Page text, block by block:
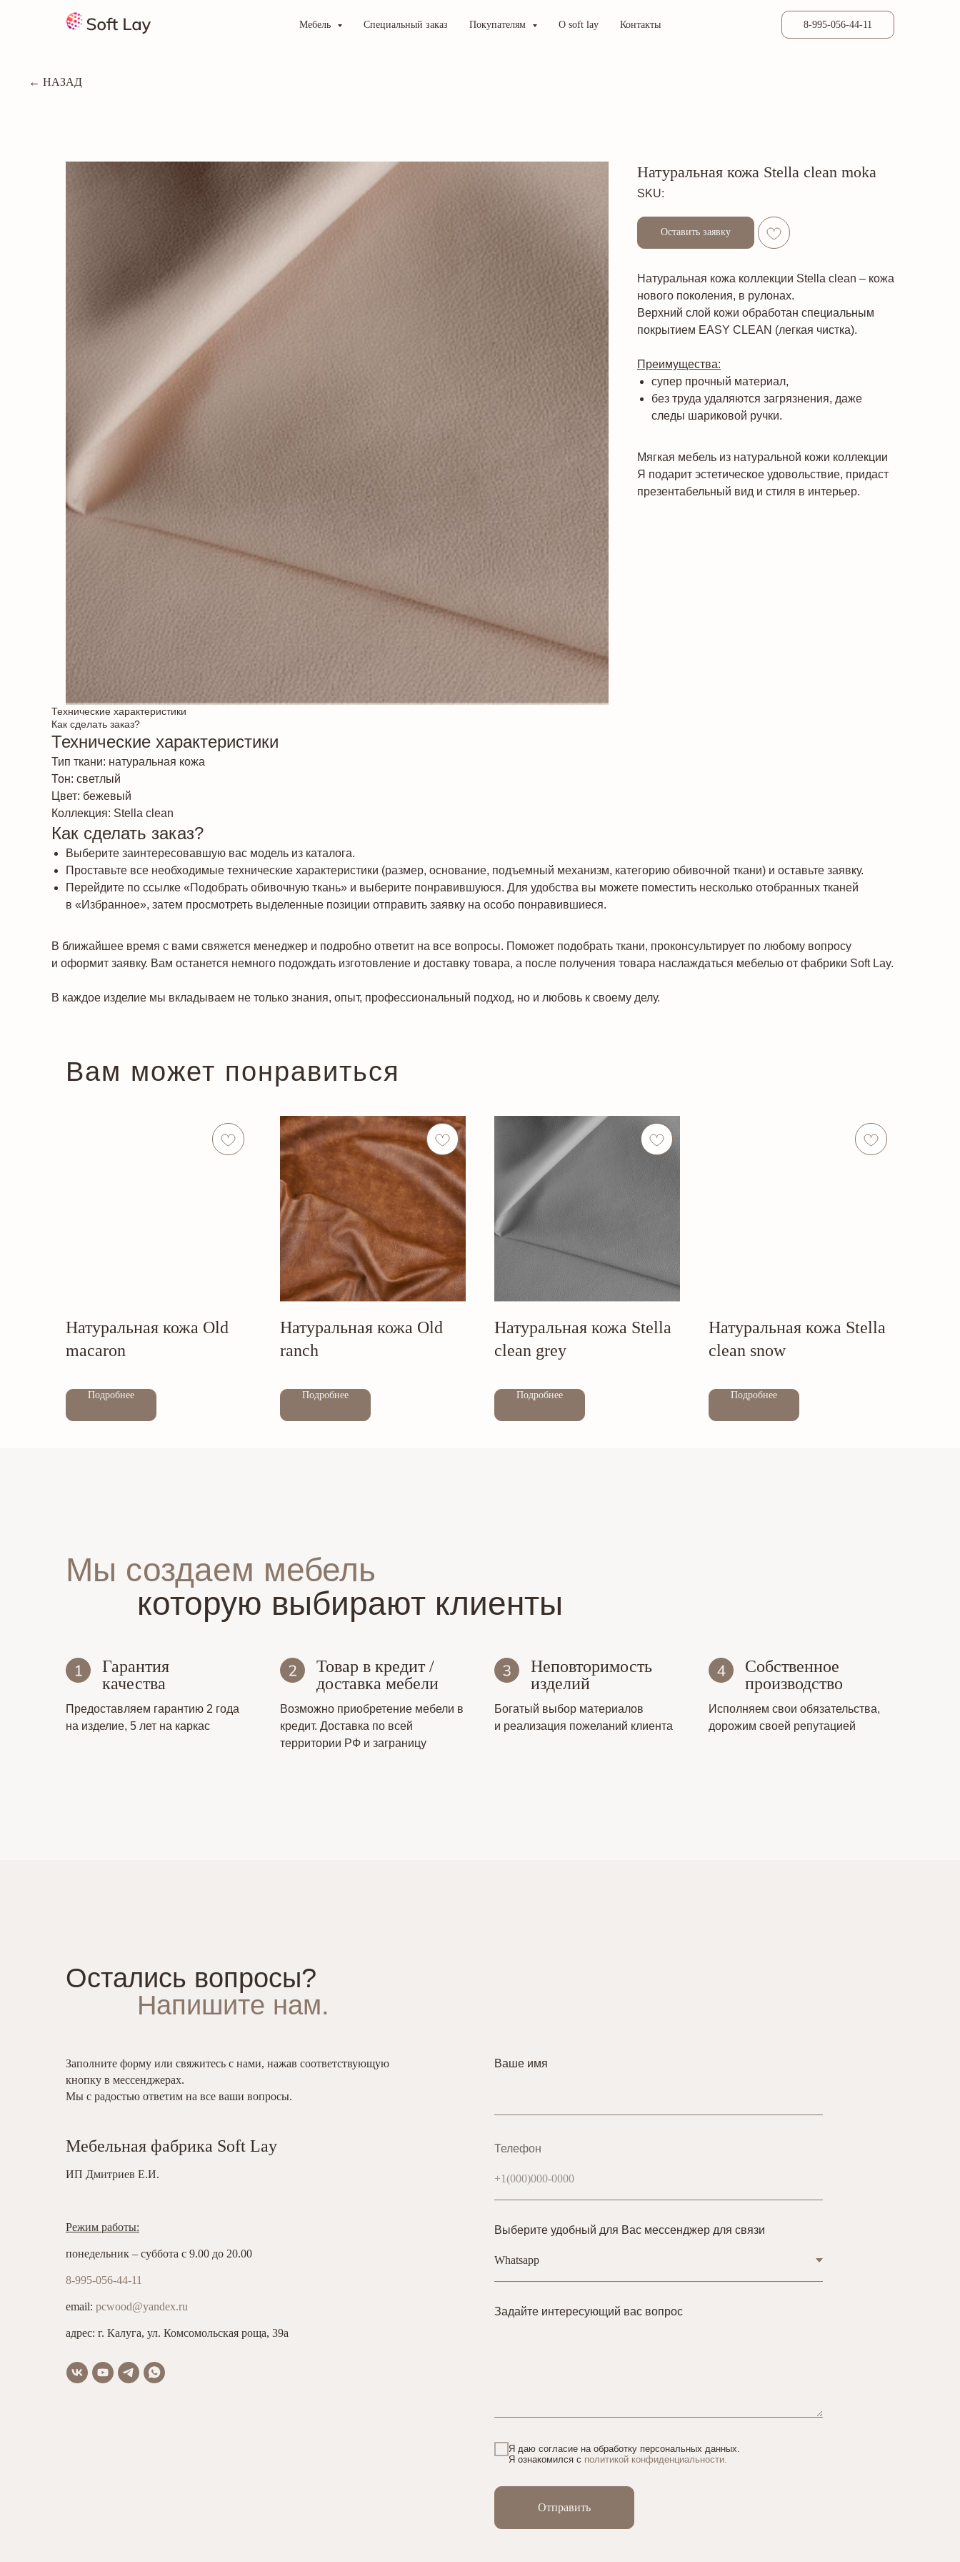
Мебель Специальный заказ Покупателям О soft lay Контакты 8-995-056-44-11
← НАЗАД
Натуральная кожа Stella clean moka
SKU:
Оставить заявку
Натуральная кожа коллекции Stella clean – кожа
нового поколения, в рулонах.
Верхний слой кожи обработан специальным
покрытием EASY CLEAN (легкая чистка).
Преимущества:
супер прочный материал,
без труда удаляются загрязнения, даже
следы шариковой ручки.
Мягкая мебель из натуральной кожи коллекции
Я подарит эстетическое удовольствие, придаст
презентабельный вид и стиля в интерьер.
Технические характеристики
Как сделать заказ?
Технические характеристики
Тип ткани: натуральная кожа
Тон: светлый
Цвет: бежевый
Коллекция: Stella clean
Как сделать заказ?
Выберите заинтересовавшую вас модель из каталога.
Проставьте все необходимые технические характеристики (размер, основание, подъемный механизм, категорию обивочной ткани) и оставьте заявку.
Перейдите по ссылке «Подобрать обивочную ткань» и выберите понравившуюся. Для удобства вы можете поместить несколько отобранных тканей
в «Избранное», затем просмотреть выделенные позиции отправить заявку на особо понравившиеся.
В ближайшее время с вами свяжется менеджер и подробно ответит на все вопросы. Поможет подобрать ткани, проконсультирует по любому вопросу
и оформит заявку. Вам останется немного подождать изготовление и доставку товара, а после получения товара наслаждаться мебелью от фабрики Soft Lay.
В каждое изделие мы вкладываем не только знания, опыт, профессиональный подход, но и любовь к своему делу.
Вам может понравиться
Натуральная кожа Old
macaron
Подробнее
Натуральная кожа Old
ranch
Подробнее
Натуральная кожа Stella
clean grey
Подробнее
Натуральная кожа Stella
clean snow
Подробнее
Мы создаем мебель
которую выбирают клиенты
Гарантия
качества
Предоставляем гарантию 2 года
на изделие, 5 лет на каркас
Товар в кредит /
доставка мебели
Возможно приобретение мебели в
кредит. Доставка по всей
территории РФ и заграницу
Неповторимость
изделий
Богатый выбор материалов
и реализация пожеланий клиента
Собственное
производство
Исполняем свои обязательства,
дорожим своей репутацией
Остались вопросы?
Напишите нам.
Заполните форму или свяжитесь с нами, нажав соответствующую
кнопку в мессенджерах.
Мы с радостью ответим на все ваши вопросы.
Мебельная фабрика Soft Lay
ИП Дмитриев Е.И.
Режим работы:
понедельник – суббота с 9.00 до 20.00
8-995-056-44-11
email: pcwood@yandex.ru
адрес: г. Калуга, ул. Комсомольская роща, 39а
Ваше имя
Телефон
Выберите удобный для Вас мессенджер для связи
Задайте интересующий вас вопрос
Я даю согласие на обработку персональных данных.
Я ознакомился с политикой конфиденциальности.
Отправить